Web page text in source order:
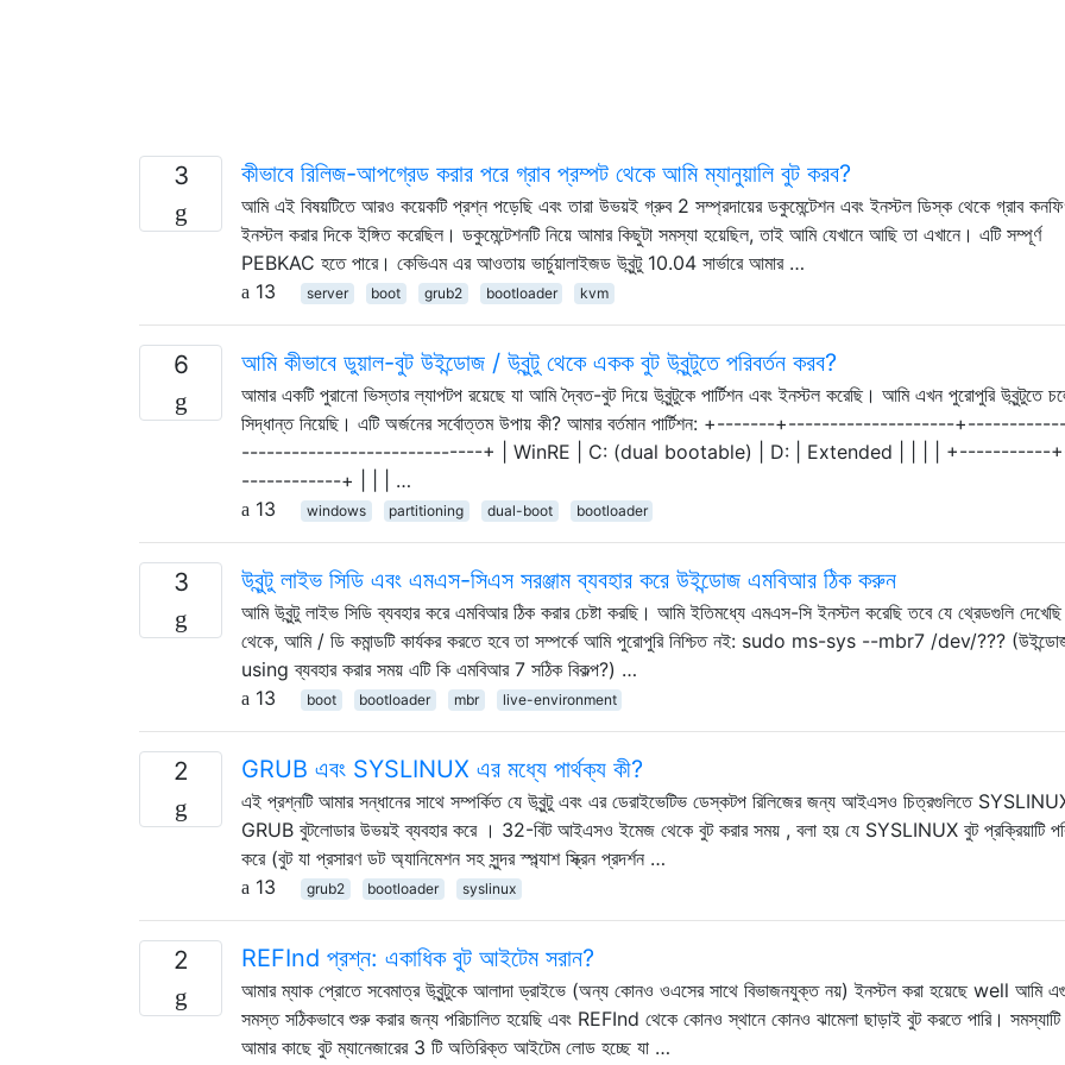
3 কীভাবে রিলিজ-আপগ্রেড করার পরে গ্রাব প্রম্পট থেকে আমি ম্যানুয়ালি বুট করব?
আমি এই বিষয়টিতে আরও কয়েকটি প্রশ্ন পড়েছি এবং তারা উভয়ই গ্রুব 2 সম্প্রদায়ের ডকুমেন্টেশন এবং ইনস্টল ডিস্ক থেকে গ্রাব
ইনস্টল করার দিকে ইঙ্গিত করেছিল। ডকুমেন্টেশনটি নিয়ে আমার কিছুটা সমস্যা হয়েছিল, তাই আমি যেখানে আছি তা এখানে। এটি সম্পূর্ণ
PEBKAC হতে পারে। কেভিএম এর আওতায় ভার্চুয়ালাইজড উবুন্টু 10.04 সার্ভারে আমার …
13
server boot grub2 bootloader kvm
6 আমি কীভাবে ডুয়াল-বুট উইন্ডোজ / উবুন্টু থেকে একক বুট উবুন্টুতে পরিবর্তন করব?
আমার একটি পুরানো ভিস্তার ল্যাপটপ রয়েছে যা আমি দ্বৈত-বুট দিয়ে উবুন্টুকে পার্টিশন এবং ইনস্টল করেছি। আমি এখন পুরোপুরি উবুন্টুতে
সিদ্ধান্ত নিয়েছি। এটি অর্জনের সর্বোত্তম উপায় কী? আমার বর্তমান পার্টিশন: +-------+--------------------
-----------------------------+ | WinRE | C: (dual bootable) | D: | Extended | | | | +-----------
------------+ | | | …
13
windows partitioning dual-boot bootloader
3 উবুন্টু লাইভ সিডি এবং এমএস-সিএস সরঞ্জাম ব্যবহার করে উইন্ডোজ এমবিআর ঠিক করুন
আমি উবুন্টু লাইভ সিডি ব্যবহার করে এমবিআর ঠিক করার চেষ্টা করছি। আমি ইতিমধ্যে এমএস-সি ইনস্টল করেছি তবে যে থ্রেডগুলি
থেকে, আমি / ডি কমান্ডটি কার্যকর করতে হবে তা সম্পর্কে আমি পুরোপুরি নিশ্চিত নই: sudo ms-sys --mbr7 /dev/???
using ব্যবহার করার সময় এটি কি এমবিআর 7 সঠিক বিকল্প?) …
13
boot bootloader mbr live-environment
2 GRUB এবং SYSLINUX এর মধ্যে পার্থক্য কী?
এই প্রশ্নটি আমার সন্ধানের সাথে সম্পর্কিত যে উবুন্টু এবং এর ডেরাইভেটিভ ডেস্কটপ রিলিজের জন্য আইএসও চিত্রগুলিতে
GRUB বুটলোডার উভয়ই ব্যবহার করে । 32-বিট আইএসও ইমেজ থেকে বুট করার সময় , বলা হয় যে SYSLINUX বুট প্রক্রিয়াটি
করে (বুট যা প্রসারণ ডট অ্যানিমেশন সহ সুন্দর স্প্ল্যাশ স্ক্রিন প্রদর্শন …
13
grub2 bootloader syslinux
2 REFInd প্রশ্ন: একাধিক বুট আইটেম সরান?
আমার ম্যাক প্রোতে সবেমাত্র উবুন্টুকে আলাদা ড্রাইভে (অন্য কোনও ওএসের সাথে বিভাজনযুক্ত নয়) ইনস্টল করা হয়েছে well আমি
সমস্ত সঠিকভাবে শুরু করার জন্য পরিচালিত হয়েছি এবং REFInd থেকে কোনও স্থানে কোনও ঝামেলা ছাড়াই বুট করতে পারি।
আমার কাছে বুট ম্যানেজারের 3 টি অতিরিক্ত আইটেম লোড হচ্ছে যা …